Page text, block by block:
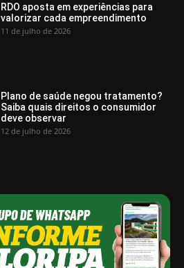
RDO aposta em experiências para
valorizar cada empreendimento
11 de julho de 2026
Plano de saúde negou tratamento?
Saiba quais direitos o consumidor
deve observar
12 de julho de 2026